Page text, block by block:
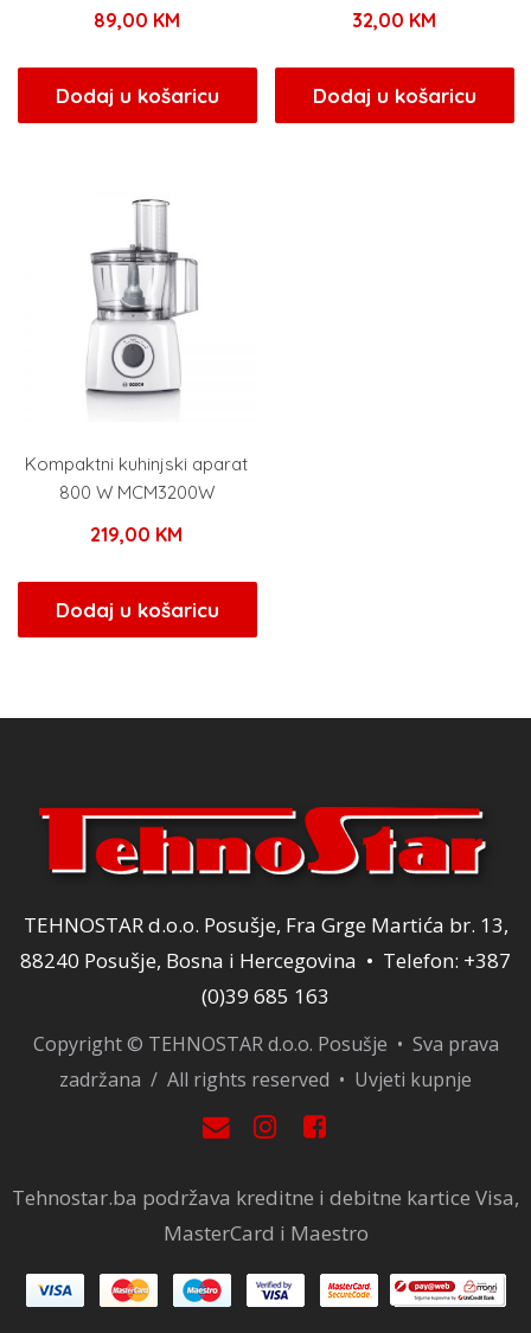
89,00 KM
Dodaj u košaricu
32,00 KM
Dodaj u košaricu
Kompaktni kuhinjski aparat
800 W MCM3200W
219,00 KM
Dodaj u košaricu
TEHNOSTAR d.o.o. Posušje, Fra Grge Martića br. 13,
88240 Posušje, Bosna i Hercegovina • Telefon: +387
(0)39 685 163
Copyright © TEHNOSTAR d.o.o. Posušje • Sva prava
zadržana / All rights reserved • Uvjeti kupnje
Tehnostar.ba podržava kreditne i debitne kartice Visa,
MasterCard i Maestro